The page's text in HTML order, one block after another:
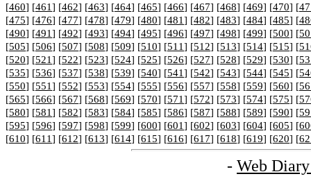
[460] [461] [462] [463] [464] [465] [466] [467] [468] [469] [470] [
[475] [476] [477] [478] [479] [480] [481] [482] [483] [484] [485] [
[490] [491] [492] [493] [494] [495] [496] [497] [498] [499] [500] [
[505] [506] [507] [508] [509] [510] [511] [512] [513] [514] [515] [
[520] [521] [522] [523] [524] [525] [526] [527] [528] [529] [530] [
[535] [536] [537] [538] [539] [540] [541] [542] [543] [544] [545] [
[550] [551] [552] [553] [554] [555] [556] [557] [558] [559] [560] [
[565] [566] [567] [568] [569] [570] [571] [572] [573] [574] [575] [
[580] [581] [582] [583] [584] [585] [586] [587] [588] [589] [590] [
[595] [596] [597] [598] [599] [600] [601] [602] [603] [604] [605] [
[610] [611] [612] [613] [614] [615] [616] [617] [618] [619] [620] [
- Web